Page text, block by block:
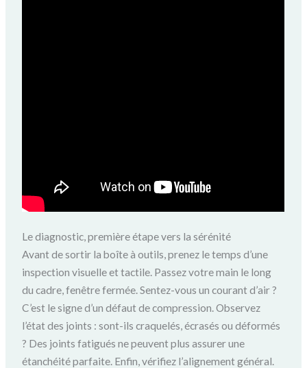
Le diagnostic, première étape vers la sérénité
Avant de sortir la boîte à outils, prenez le temps d’une
inspection visuelle et tactile. Passez votre main le long
du cadre, fenêtre fermée. Sentez-vous un courant d’air ?
C’est le signe d’un défaut de compression. Observez
l’état des joints : sont-ils craquelés, écrasés ou déformés
? Des joints fatigués ne peuvent plus assurer une
étanchéité parfaite. Enfin, vérifiez l’alignement général.